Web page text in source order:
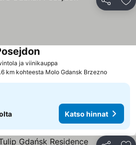
Jaa
ja viinikauppa
Katso hinnat
km kohteesta Molo Gdansk Brzezno
Katso hinnat